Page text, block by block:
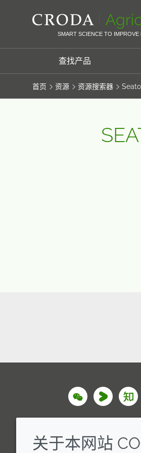
SMART SCIENCE TO
查找产品
首页 资源 资源搜索器
WechatYouku
关于本网站